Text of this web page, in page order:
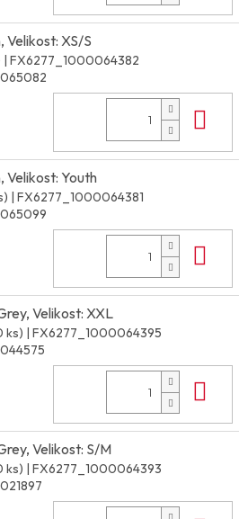
Velikost: XS/S
| FX6277_1000064382
Velikost: Youth
| FX6277_1000064381
Velikost: XXL
ks) | FX6277_1000064395
Velikost: S/M
ks) | FX6277_1000064393